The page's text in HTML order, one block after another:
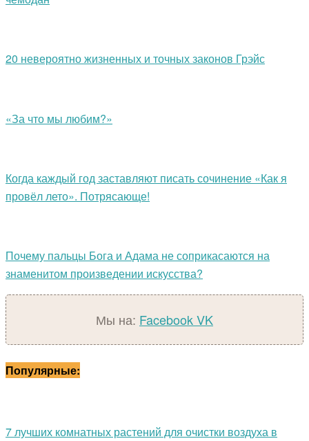
20 невероятно жизненных и точных законов Грэйс
«За что мы любим?»
Когда каждый год заставляют писать сочинение «Как я
провёл лето». Потрясающе!
Почему пальцы Бога и Адама не соприкасаются на
знаменитом произведении искусства?
Мы на: FacebookVK
Популярные:
7 лучших комнатных растений для очистки воздуха в